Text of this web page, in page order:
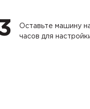
Оставьте машину
часов для